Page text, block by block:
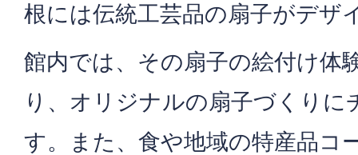
根には伝統工芸品の扇子がデザ
館内では、その扇子の絵付け体
り、オリジナルの扇子づくりに
す。また、食や地域の特産品コ